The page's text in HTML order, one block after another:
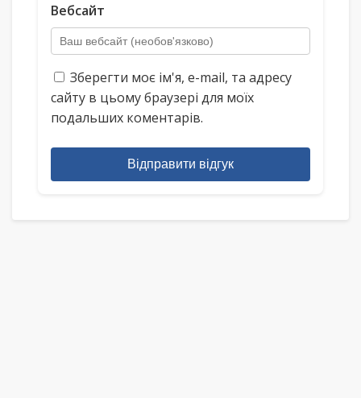
Вебсайт
Зберегти моє ім'я, e-mail, та адресу
сайту в цьому браузері для моїх
подальших коментарів.
Відправити відгук